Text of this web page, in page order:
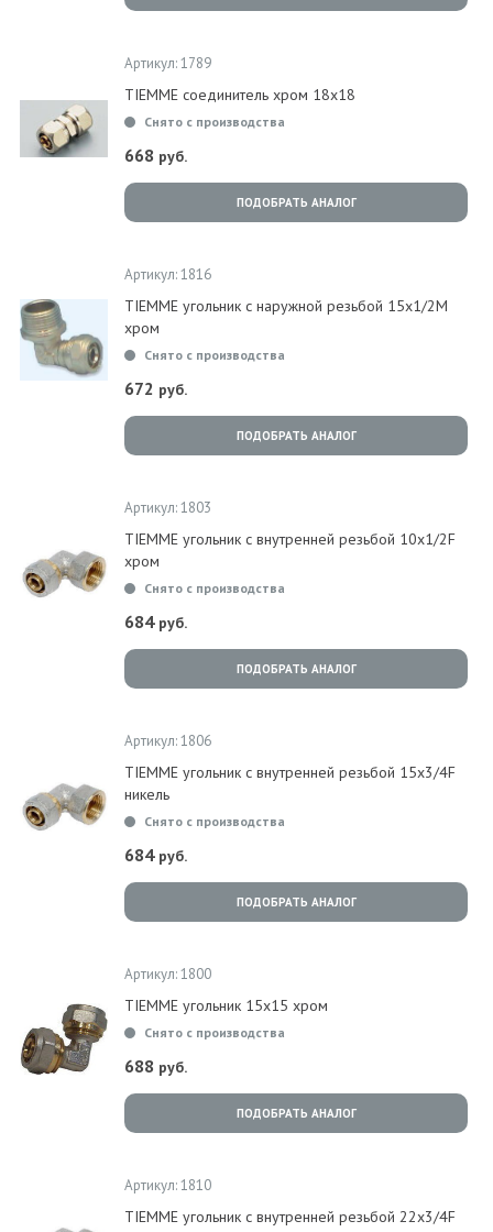
Артикул: 1789
TIEMME соединитель хром 18x18
Снято с производства
668 руб.
ПОДОБРАТЬ АНАЛОГ
Артикул: 1816
TIEMME угольник с наружной резьбой 15x1/2M
хром
Снято с производства
672 руб.
ПОДОБРАТЬ АНАЛОГ
Артикул: 1803
TIEMME угольник с внутренней резьбой 10x1/2F
хром
Снято с производства
684 руб.
ПОДОБРАТЬ АНАЛОГ
Артикул: 1806
TIEMME угольник с внутренней резьбой 15x3/4F
никель
Снято с производства
684 руб.
ПОДОБРАТЬ АНАЛОГ
Артикул: 1800
TIEMME угольник 15x15 хром
Снято с производства
688 руб.
ПОДОБРАТЬ АНАЛОГ
Артикул: 1810
TIEMME угольник с внутренней резьбой 22x3/4F